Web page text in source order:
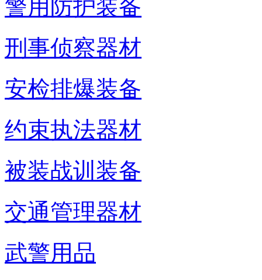
警用防护装备
刑事侦察器材
安检排爆装备
约束执法器材
被装战训装备
交通管理器材
武警用品